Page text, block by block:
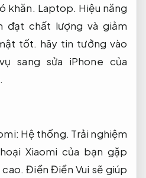
khăn. Laptop. Hiệu năng
đạt chất lượng và giảm
tốt. hãy tin tưởng vào
sang sửa iPhone của
Hệ thống. Trải nghiệm
Xiaomi của bạn gặp
cao. Điền Điền Vui sẽ giúp